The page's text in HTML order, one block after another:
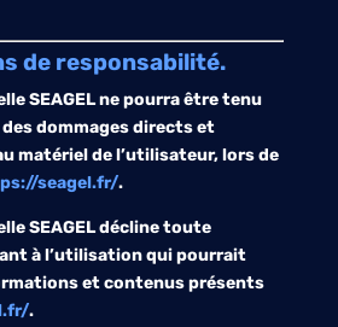
de responsabilité.
SEAGELne pourra être tenu
dommages directs et
matériel de l’utilisateur, lors de
seagel.fr/.
SEAGELdécline toute
à l’utilisation qui pourrait
et contenus présents
.